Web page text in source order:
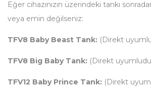
Eğer cihazınızın üzerindeki tankı
veya emin değilseniz:
TFV8 Baby Beast Tank: (Direkt
TFV8 Big Baby Tank: (Direkt
TFV12 Baby Prince Tank: (Direkt